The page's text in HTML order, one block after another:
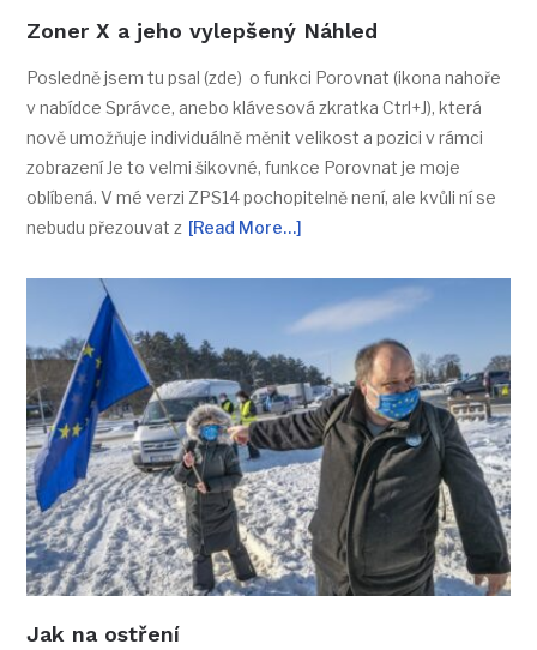
Zoner X a jeho vylepšený Náhled
Posledně jsem tu psal (zde) o funkci Porovnat (ikona nahoře
v nabídce Správce, anebo klávesová zkratka Ctrl+J), která
nově umožňuje individuálně měnit velikost a pozici v rámci
zobrazení Je to velmi šikovné, funkce Porovnat je moje
oblíbená. V mé verzi ZPS14 pochopitelně není, ale kvůli ní se
nebudu přezouvat z [Read More…]
Jak na ostření